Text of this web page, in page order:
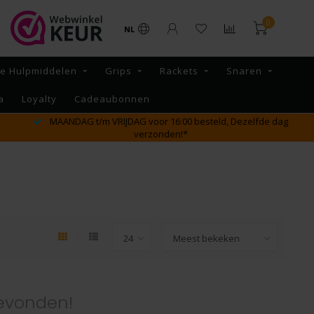
NL
0
Hulpmiddelen Grips Rackets Snaren
Loyalty
Cadeaubonnen
MAANDAG t/m VRIJDAG voor 16:00 besteld, Dezelfde dag
verzonden!*